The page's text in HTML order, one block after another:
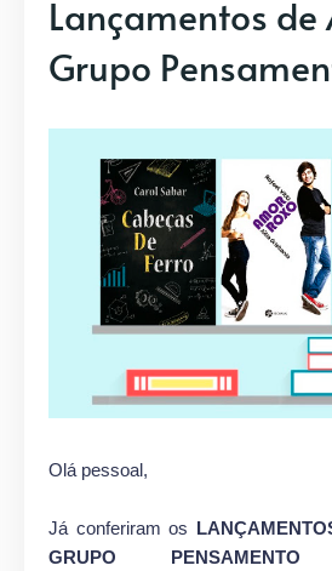
Lançamentos
Grupo
Olá pessoal,
Já conferiram os
GRUPO PENSAMENTO